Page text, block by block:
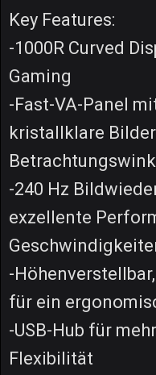
Key Features:
-1000R Curved
Gaming
-Fast-VA-Panel
kristallklare
-240 Hz
exzellente
-
für ein
-USB-Hub für
Flexibilität